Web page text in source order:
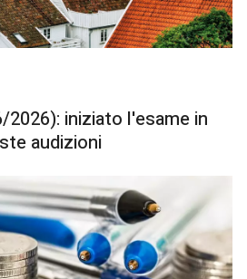
2026): iniziato l'esame in
audizioni